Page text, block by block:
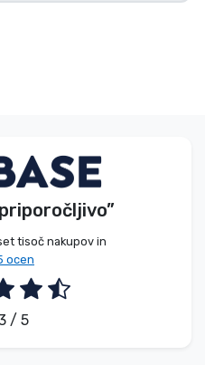
tisoč nakupov in
ocen
/ 5